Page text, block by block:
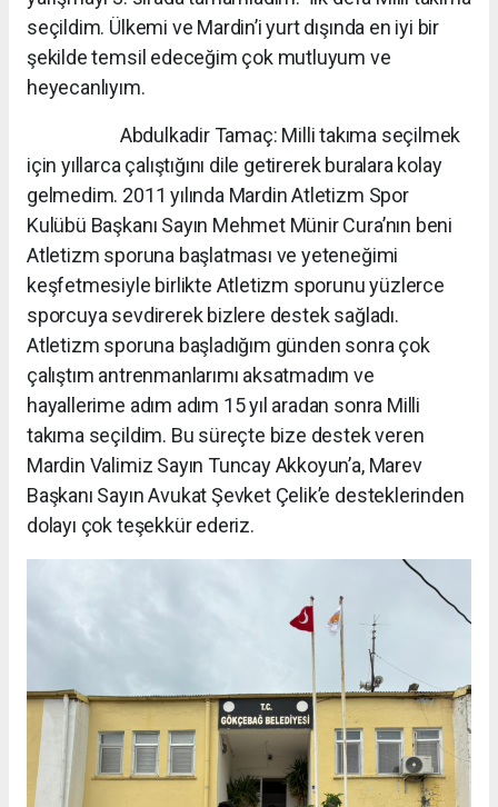
seçildim. Ülkemi ve Mardin’i yurt dışında en iyi bir
şekilde temsil edeceğim çok mutluyum ve
heyecanlıyım.
Abdulkadir Tamaç: Milli takıma seçilmek
için yıllarca çalıştığını dile getirerek buralara kolay
gelmedim. 2011 yılında Mardin Atletizm Spor
Kulübü Başkanı Sayın Mehmet Münir Cura’nın beni
Atletizm sporuna başlatması ve yeteneğimi
keşfetmesiyle birlikte Atletizm sporunu yüzlerce
sporcuya sevdirerek bizlere destek sağladı.
Atletizm sporuna başladığım günden sonra çok
çalıştım antrenmanlarımı aksatmadım ve
hayallerime adım adım 15 yıl aradan sonra Milli
takıma seçildim. Bu süreçte bize destek veren
Mardin Valimiz Sayın Tuncay Akkoyun’a, Marev
Başkanı Sayın Avukat Şevket Çelik’e desteklerinden
dolayı çok teşekkür ederiz.